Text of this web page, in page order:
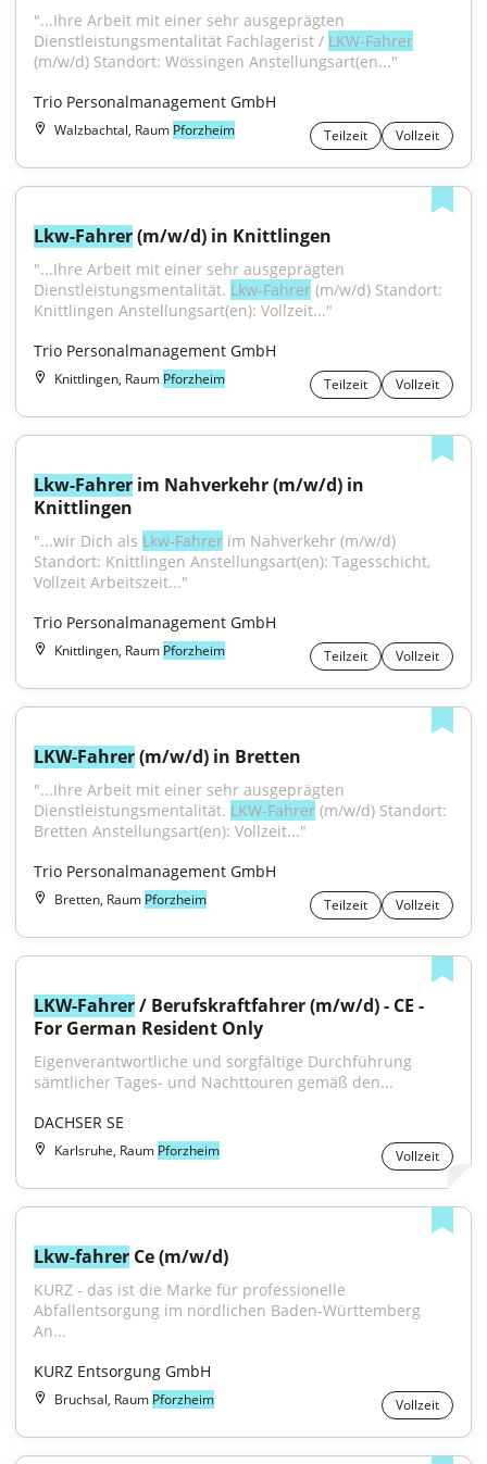
"...Ihre Arbeit mit einer sehr ausgeprägten
Dienstleistungsmentalität Fachlagerist / LKW-Fahrer
(m/w/d) Standort: Wössingen Anstellungsart(en..."
Trio Personalmanagement GmbH
Walzbachtal, Raum Pforzheim Teilzeit Vollzeit
Lkw-Fahrer (m/w/d) in Knittlingen
"...Ihre Arbeit mit einer sehr ausgeprägten
Dienstleistungsmentalität. Lkw-Fahrer (m/w/d) Standort:
Knittlingen Anstellungsart(en): Vollzeit..."
Trio Personalmanagement GmbH
Knittlingen, Raum Pforzheim Teilzeit Vollzeit
Lkw-Fahrer im Nahverkehr (m/w/d) in
Knittlingen
"...wir Dich als Lkw-Fahrer im Nahverkehr (m/w/d)
Standort: Knittlingen Anstellungsart(en): Tagesschicht,
Vollzeit Arbeitszeit..."
Trio Personalmanagement GmbH
Knittlingen, Raum Pforzheim Teilzeit Vollzeit
LKW-Fahrer (m/w/d) in Bretten
"...Ihre Arbeit mit einer sehr ausgeprägten
Dienstleistungsmentalität. LKW-Fahrer (m/w/d) Standort:
Bretten Anstellungsart(en): Vollzeit..."
Trio Personalmanagement GmbH
Bretten, Raum Pforzheim Teilzeit Vollzeit
LKW-Fahrer / Berufskraftfahrer (m/w/d) - CE -
For German Resident Only
Eigenverantwortliche und sorgfältige Durchführung
sämtlicher Tages- und Nachttouren gemäß den...
DACHSER SE
Karlsruhe, Raum Pforzheim Vollzeit
Lkw-fahrer Ce (m/w/d)
KURZ - das ist die Marke für professionelle
Abfallentsorgung im nördlichen Baden-Württemberg
An...
KURZ Entsorgung GmbH
Bruchsal, Raum Pforzheim Vollzeit